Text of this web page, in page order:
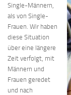
Single-Männern,
als von Single-
Frauen. Wir haben
diese Situation
über eine längere
Zeit verfolgt, mit
Männern und
Frauen geredet
und nach